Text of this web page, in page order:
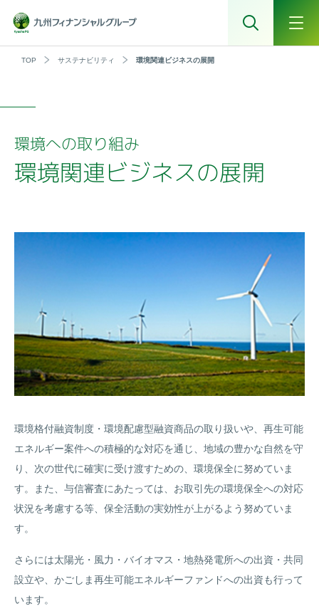
TOP サステナビリティ 環境関連ビジネスの展開
環境への取り組み
環境関連ビジネスの展開
環境格付融資制度・環境配慮型融資商品の取り扱いや、再生可能
エネルギー案件への積極的な対応を通じ、地域の豊かな自然を守
り、次の世代に確実に受け渡すための、環境保全に努めていま
す。また、与信審査にあたっては、お取引先の環境保全への対応
状況を考慮する等、保全活動の実効性が上がるよう努めていま
す。
さらには太陽光・風力・バイオマス・地熱発電所への出資・共同
設立や、かごしま再生可能エネルギーファンドへの出資も行って
います。